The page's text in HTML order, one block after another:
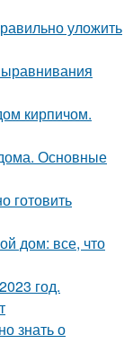
уложить
кирпичом.
Основные
готовить
дом: все, что
год.
знать о